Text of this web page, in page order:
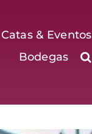
Catas & Eventos
Bodegas